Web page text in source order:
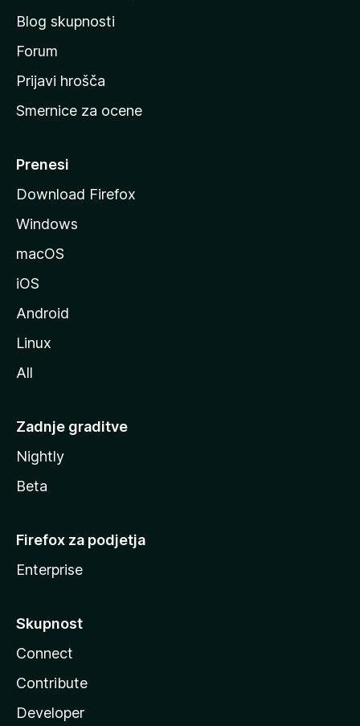
o
s
t
a
M
z
i
e
Blog skupnosti
Forum
Prijavi hrošča
Smernice za ocene
Prenesi
Download Firefox
Windows
macOS
iOS
Android
Linux
All
Zadnje graditve
Nightly
Beta
Firefox za podjetja
Enterprise
Skupnost
Connect
Contribute
Developer